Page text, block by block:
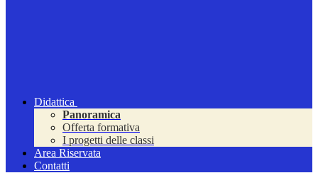
Didattica
Panoramica
Offerta formativa
I progetti delle classi
Area Riservata
Contatti